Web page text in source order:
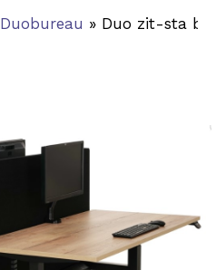
Duobureau » Duo zit-sta